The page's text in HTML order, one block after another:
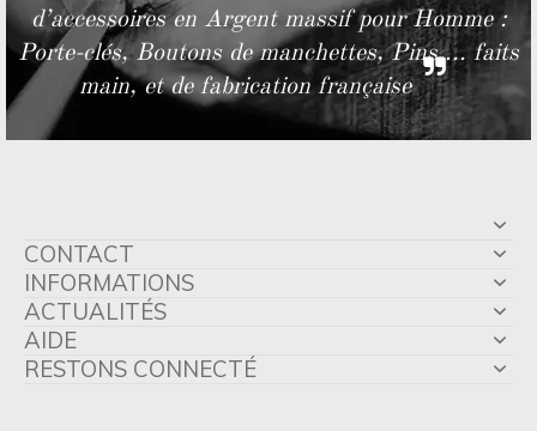
d’accessoires en Argent massif pour Homme :
Porte-clés, Boutons de manchettes, Pins ... faits
main, et de fabrication française
CONTACT
INFORMATIONS
ACTUALITÉS
AIDE
RESTONS CONNECTÉ